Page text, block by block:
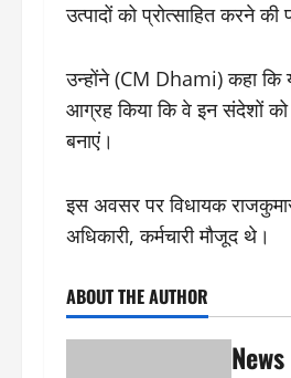
उत्पादों को प्रोत्साहित करने
उन्होंने (CM Dhami) कहा कि
आग्रह किया कि वे इन संदेशों को
बनाएं।
इस अवसर पर विधायक
अधिकारी, कर्मचारी मौजूद थे।
ABOUT THE AUTHOR